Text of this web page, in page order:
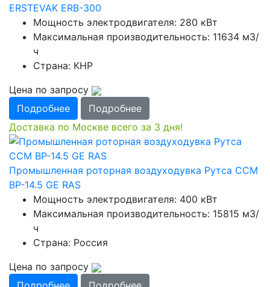
ERSTEVAK ERB-300
Мощность электродвигателя: 280 кВт
Максимальная производительность: 11634 м3/
ч
Страна: КНР
Цена по запросу
Подробнее
Подробнее
Доставка по Москве всего за 3 дня!
Промышленная роторная воздуходувка Рутса CCМ
ВР-14.5 GE RAS
Мощность электродвигателя: 400 кВт
Максимальная производительность: 15815 м3/
ч
Страна: Россия
Цена по запросу